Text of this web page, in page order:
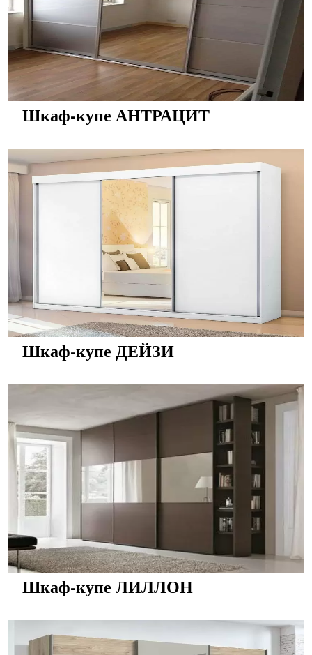
Шкаф-купе АНТРАЦИТ
Шкаф-купе ДЕЙЗИ
Шкаф-купе ЛИЛЛОН